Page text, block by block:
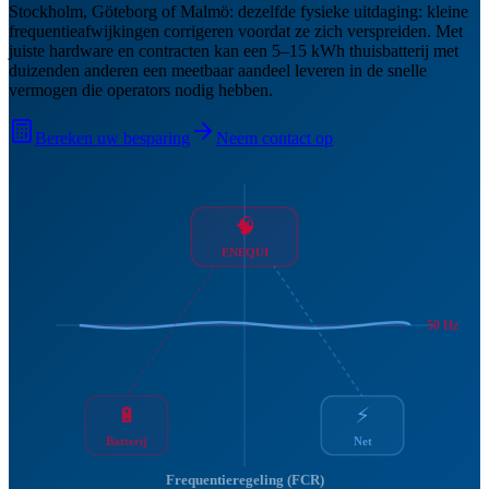
Stockholm, Göteborg of Malmö: dezelfde fysieke uitdaging: kleine
frequentieafwijkingen corrigeren voordat ze zich verspreiden. Met
juiste hardware en contracten kan een 5–15 kWh thuisbatterij met
duizenden anderen een meetbaar aandeel leveren in de snelle
vermogen die operators nodig hebben.
Bereken uw besparing Neem contact op
50 Hz
🔋
Batterij
⚡
Net
🧠
ENEQUI
Frequentieregeling (FCR)